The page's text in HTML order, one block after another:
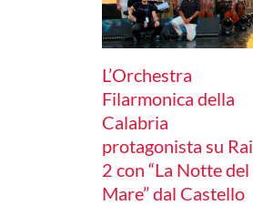
L’Orchestra
Filarmonica della
Calabria
protagonista su Rai
2 con “La Notte del
Mare” dal Castello